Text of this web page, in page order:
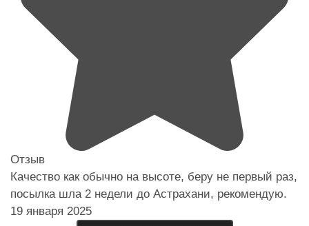
Отзыв
Качество как обычно на высоте, беру не первый раз,
посылка шла 2 недели до Астрахани, рекомендую.
19 января 2025